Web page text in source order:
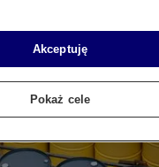
Akceptuję
Pokaż cele